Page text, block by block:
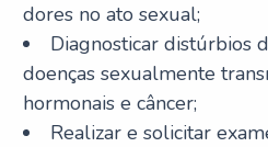
dores no ato sexual;
Diagnosticar distúrbios
doenças sexualmente
hormonais e câncer;
Realizar e solicitar